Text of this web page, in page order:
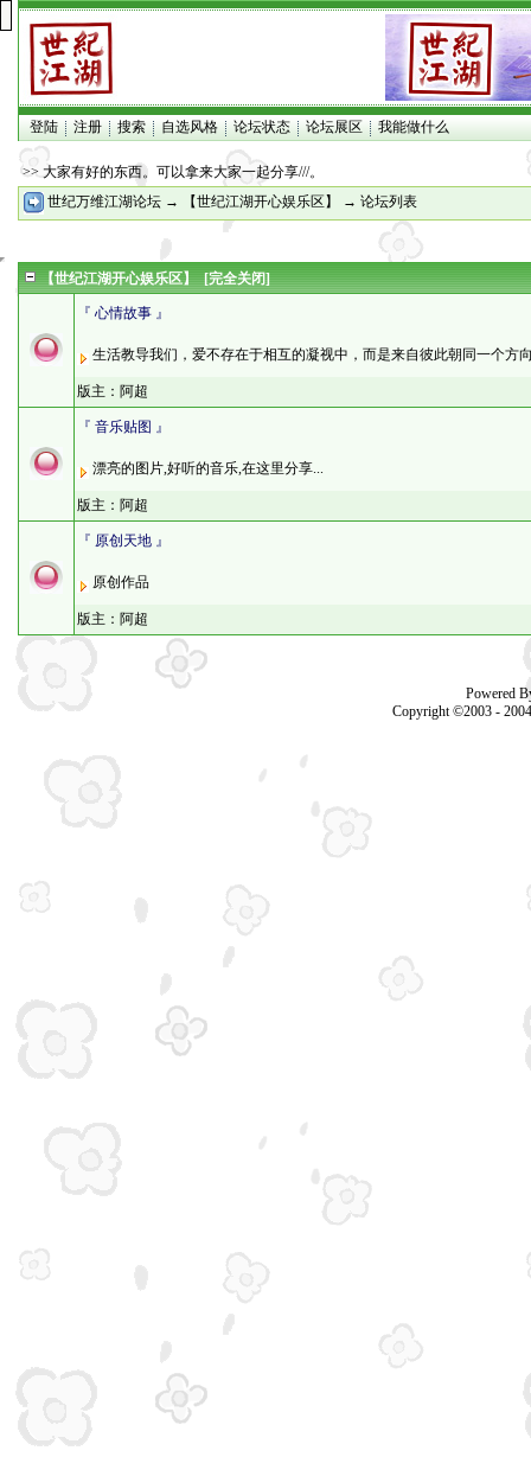
登陆 注册 搜索 自选风格 论坛状态 论坛展区 我能做什么
>> 大家有好的东西。可以拿来大家一起分享///。
世纪万维江湖论坛 → 【世纪江湖开心娱乐区】 → 论坛列表
【世纪江湖开心娱乐区】 [完全关闭]
『 心情故事 』
生活教导我们，爱不存在于相互的凝视中，而是来自彼此朝同一个
版主： 阿超
『 音乐贴图 』
漂亮的图片,好听的音乐,在这里分享...
版主： 阿超
『 原创天地 』
原创作品
版主： 阿超
Powered
Copyright ©2003 -